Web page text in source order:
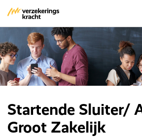
Startende Sluiter/
Groot Zakelijk